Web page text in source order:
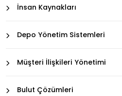
İnsan Kaynakları
Depo Yönetim Sistemleri
Müşteri İlişkileri Yönetimi
Bulut Çözümleri